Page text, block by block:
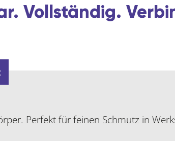
Vollständig.
Perfekt für feinen Schmutz in